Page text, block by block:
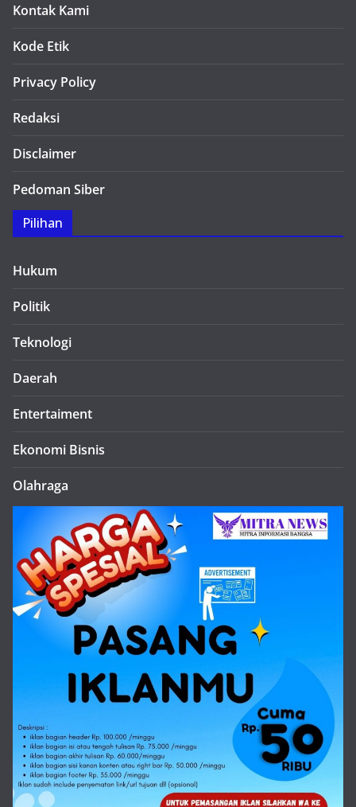
Kontak Kami
Kode Etik
Privacy Policy
Redaksi
Disclaimer
Pedoman Siber
Pilihan
Hukum
Politik
Teknologi
Daerah
Entertaiment
Ekonomi Bisnis
Olahraga